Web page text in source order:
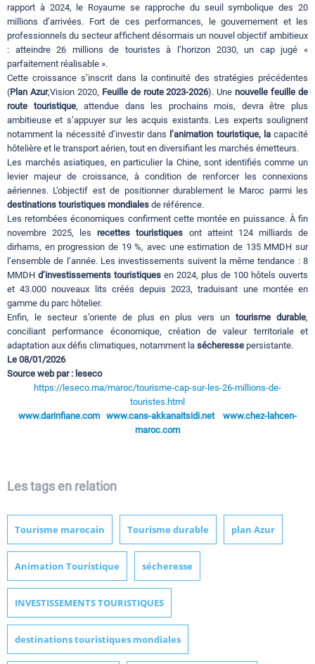
rapport à 2024, le Royaume se rapproche du seuil symbolique des 20
millions d’arrivées. Fort de ces performances, le gouvernement et les
professionnels du secteur affichent désormais un nouvel objectif ambitieux
: atteindre 26 millions de touristes à l’horizon 2030, un cap jugé «
parfaitement réalisable ».
Cette croissance s’inscrit dans la continuité des stratégies précédentes
(Plan Azur,Vision 2020, Feuille de route 2023-2026). Unenouvelle feuille de
route touristique, attendue dans les prochains mois, devra être plus
ambitieuse et s’appuyer sur les acquis existants. Les experts soulignent
notamment la nécessité d’investir dans l’animation touristique, la capacité
hôtelière et le transport aérien, tout en diversifiant les marchés émetteurs.
Les marchés asiatiques, en particulier la Chine, sont identifiés comme un
levier majeur de croissance, à condition de renforcer les connexions
aériennes. L’objectif est de positionner durablement le Maroc parmi les
destinations touristiques mondiales de référence.
Les retombées économiques confirment cette montée en puissance. À fin
novembre 2025, lesrecettes touristiques ont atteint 124 milliards de
dirhams, en progression de 19 %, avec une estimation de 135 MMDH sur
l’ensemble de l’année. Les investissements suivent la même tendance : 8
MMDH d’investissements touristiques en 2024, plus de 100 hôtels ouverts
et 43.000 nouveaux lits créés depuis 2023, traduisant une montée en
gamme du parc hôtelier.
Enfin, le secteur s’oriente de plus en plus vers untourisme durable,
conciliant performance économique, création de valeur territoriale et
adaptation aux défis climatiques, notamment la sécheresse persistante.
Le 08/01/2026
Source web par : leseco
https://leseco.ma/maroc/tourisme-cap-sur-les-26-millions-de-
touristes.html
www.darinfiane.com www.cans-akkanaitsidi.net
www.chez-lahcen-
maroc.com
Les tags en relation
Tourisme marocain Tourisme durable plan Azur
Animation Touristique sécheresse
INVESTISSEMENTS TOURISTIQUES
destinations touristiques mondiales